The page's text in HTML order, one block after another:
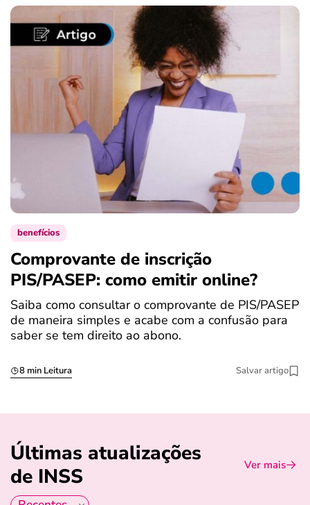
benefícios
Comprovante de inscrição
PIS/PASEP: como emitir online?
Saiba como consultar o comprovante de PIS/PASEP
de maneira simples e acabe com a confusão para
saber se tem direito ao abono.
8 min Leitura Salvar artigo
Últimas atualizações
de INSS
Ver mais